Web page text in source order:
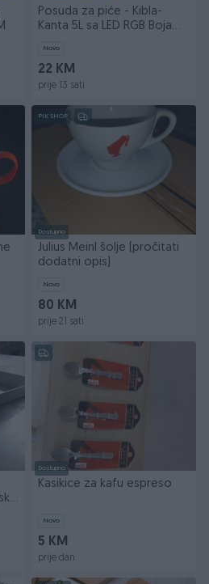
Posuda za piće - Kibla-
Kanta 5L sa LED RGB Bojama
Novo
22 KM
prije 13 sati
PIK SHOP
Dostupno
Julius Meinl šolje (pročitati
dodatni opis)
Novo
80 KM
prije 21 sati
Dostupno
Kasikice za kafu espreso
Novo
5 KM
prije dan